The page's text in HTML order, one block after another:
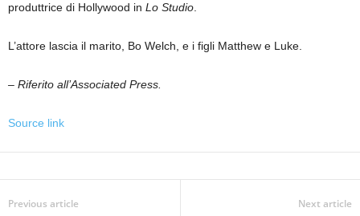
produttrice di Hollywood in Lo Studio
L’attore lascia il marito, Bo Welch, e i figli Matthew e Luke.
– Riferito all’Associated Press.
Source link
Previous article Next article